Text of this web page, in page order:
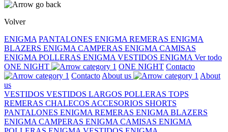
Volver
ENIGMA PANTALONES ENIGMA REMERAS ENIGMA
BLAZERS ENIGMA CAMPERAS ENIGMA CAMISAS
ENIGMA POLLERAS ENIGMA VESTIDOS ENIGMA Ver todo
ONE NIGHT
ONE NIGHT Contacto
Contacto About us
About
us
VESTIDOS VESTIDOS LARGOS POLLERAS TOPS
REMERAS CHALECOS ACCESORIOS SHORTS
PANTALONES ENIGMA REMERAS ENIGMA BLAZERS
ENIGMA CAMPERAS ENIGMA CAMISAS ENIGMA